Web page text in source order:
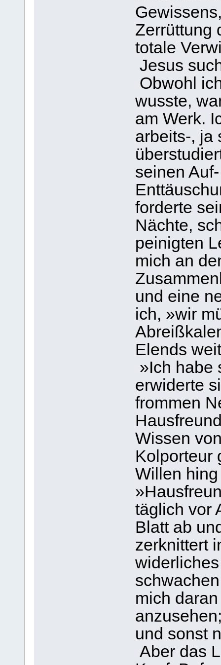
Zerrüttung
totale
Jesus
Obwohl
wusste,
am Werk.
arbeits-, ja
seinen
forderte
Nächte,
peinigten
mich an
und eine
ich, »wir
Elends
»Ich habe
erwiderte
frommen
Wissen
Kolporteur
Willen
täglich vor
Blatt ab
zerknittert
mich
und sonst
Aber das